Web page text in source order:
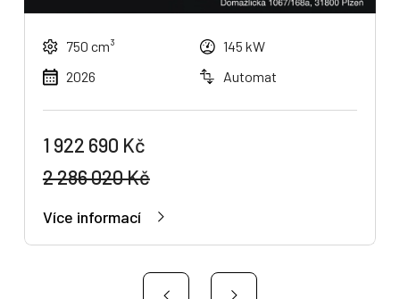
750 cm³
145 kW
2026
Automat
1 922 690 Kč
2 286 020 Kč
Více informací